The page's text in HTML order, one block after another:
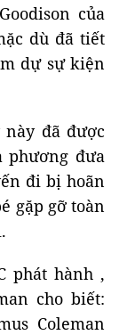
của
dù đã tiết
dự sự kiện
đã được
phương đưa
đi bị hoãn
gặp gỡ toàn
phát hành ,
cho biết:
Coleman